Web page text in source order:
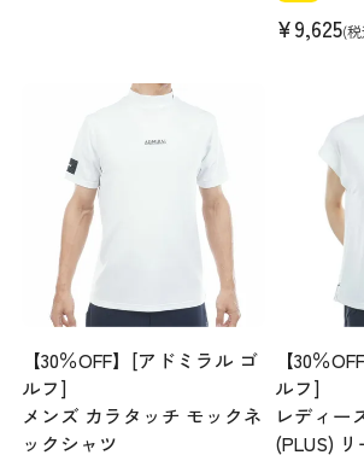
¥9,625
【30％OFF】[アドミラル ゴ
ルフ]
メンズ カラタッチ モックネ
ックシャツ
【30％
ルフ]
レディー
(PLUS)